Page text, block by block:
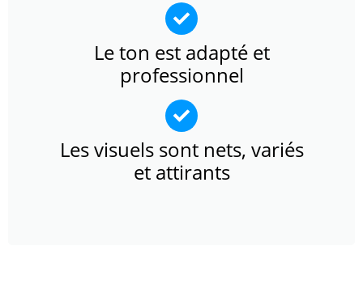
Le ton est adapté et
professionnel
Les visuels sont nets, variés
et attirants